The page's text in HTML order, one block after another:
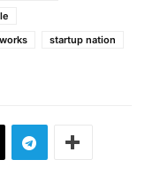
startup nation